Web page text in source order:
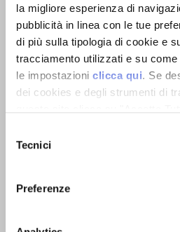
la migliore esperienza di
pubblicità in linea con le tue
di più sulla tipologia di cookie e
tracciamento utilizzati e su
le impostazioni clicca qui. Se
dei cookies e degli strumenti di
l’utilizzo dei cookie e mantenere
delTecnici
Preferenze
Per la tua attività